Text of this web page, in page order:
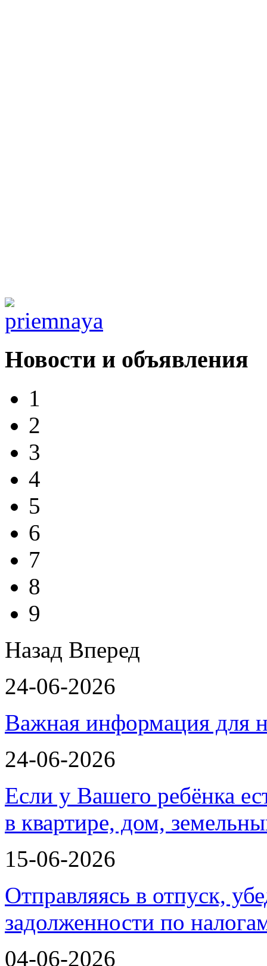
Новости и объявления
1
2
3
4
5
6
7
8
9
Назад Вперед
24-06-2026
Важная информация для
24-06-2026
Если у Вашего ребёнка
в квартире, дом,
15-06-2026
Отправляясь в отпуск,
задолженности по
04-06-2026